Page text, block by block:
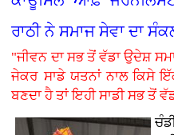
ਰਾਠੀ ਨੇ ਸਮਾਜ ਸੇਵਾ ਦਾ
"ਜੀਵਨ ਦਾ ਸਭ ਤੋਂ ਵੱਡਾ ਉਦੇਸ਼
ਜੇਕਰ ਸਾਡੇ ਯਤਨਾਂ ਨਾਲ ਕਿਸੇ
ਬਣਦਾ ਹੈ ਤਾਂ ਇਹੀ ਸਾਡੀ ਸਭ ਤੋਂ